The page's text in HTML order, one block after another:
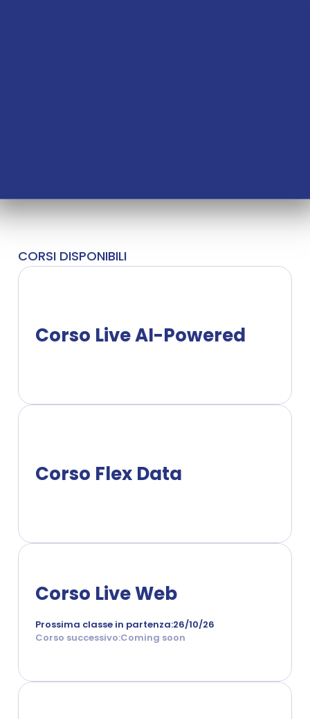
CORSI DISPONIBILI
Corso Live AI-Powered
Corso Flex Data
Corso Live Web
Prossima classe in partenza:26/10/26
Corso successivo:Coming soon